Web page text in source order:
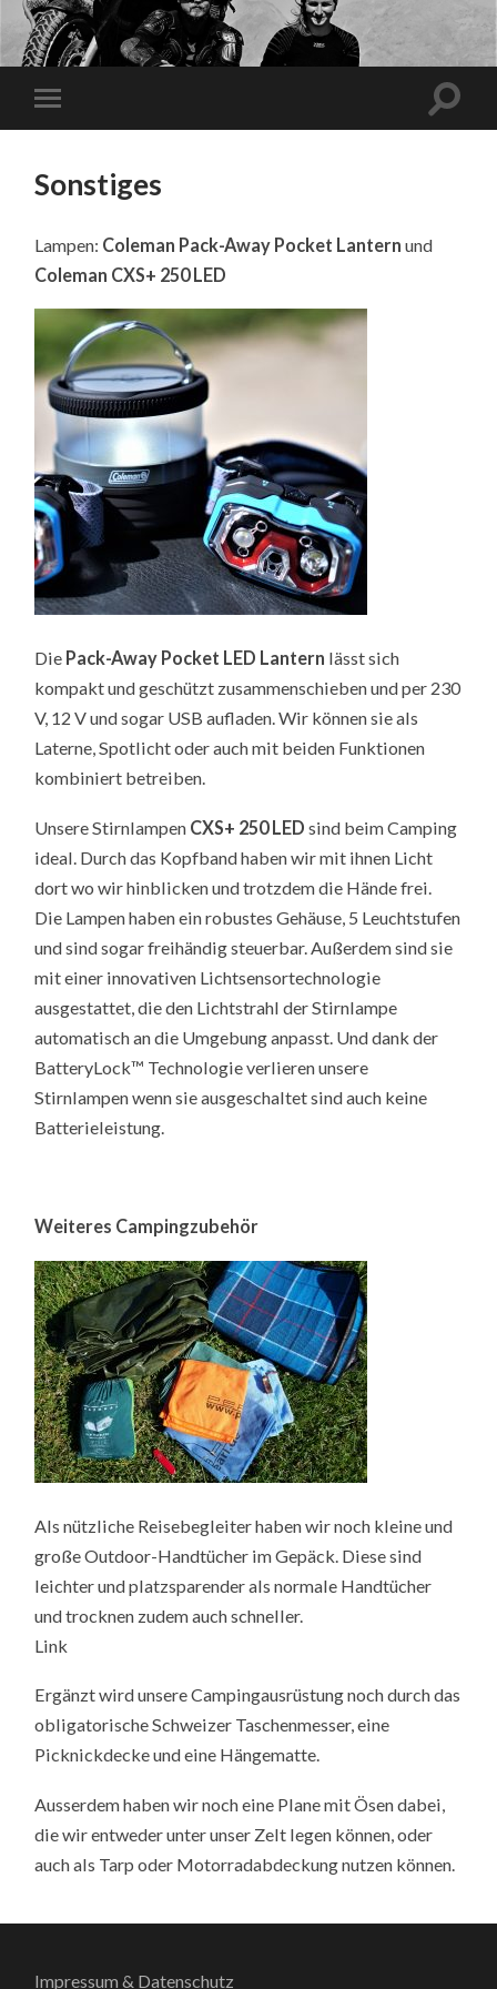
Sonstiges
Lampen: Coleman Pack-Away Pocket Lantern und
Coleman CXS+ 250 LED
Die Pack-Away Pocket LED Lantern lässt sich
kompakt und geschützt zusammenschieben und per 230
V, 12 V und sogar USB aufladen. Wir können sie als
Laterne, Spotlicht oder auch mit beiden Funktionen
kombiniert betreiben.
Unsere Stirnlampen CXS+ 250 LED sind beim Camping
ideal. Durch das Kopfband haben wir mit ihnen Licht
dort wo wir hinblicken und trotzdem die Hände frei.
Die Lampen haben ein robustes Gehäuse, 5 Leuchtstufen
und sind sogar freihändig steuerbar. Außerdem sind sie
mit einer innovativen Lichtsensortechnologie
ausgestattet, die den Lichtstrahl der Stirnlampe
automatisch an die Umgebung anpasst. Und dank der
BatteryLock™ Technologie verlieren unsere
Stirnlampen wenn sie ausgeschaltet sind auch keine
Batterieleistung.
Weiteres Campingzubehör
Als nützliche Reisebegleiter haben wir noch kleine und
große Outdoor-Handtücher im Gepäck. Diese sind
leichter und platzsparender als normale Handtücher
und trocknen zudem auch schneller.
Link
Ergänzt wird unsere Campingausrüstung noch durch das
obligatorische Schweizer Taschenmesser, eine
Picknickdecke und eine Hängematte.
Ausserdem haben wir noch eine Plane mit Ösen dabei,
die wir entweder unter unser Zelt legen können, oder
auch als Tarp oder Motorradabdeckung nutzen können.
Impressum & Datenschutz